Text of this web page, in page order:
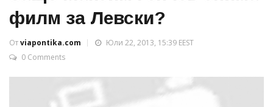
филм за Левски?
Отviapontika.com
Юли 22, 2013, 15:39 EEST
0 Comments